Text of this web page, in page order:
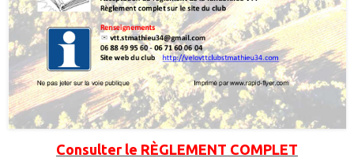
Consulter le RÈGLEMENT COMPLET